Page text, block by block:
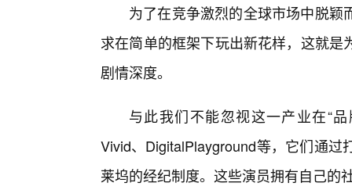
为了在竞争激烈的全球市场中脱
求在简单的框架下玩出新花样，这就
剧情深度。
与此我们不能忽视这一产业在“
Vivid、DigitalPlayground等，它们通
莱坞的经纪制度。这些演员拥有自己的